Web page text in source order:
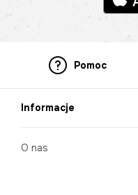
Pomoc
Informacje
O nas